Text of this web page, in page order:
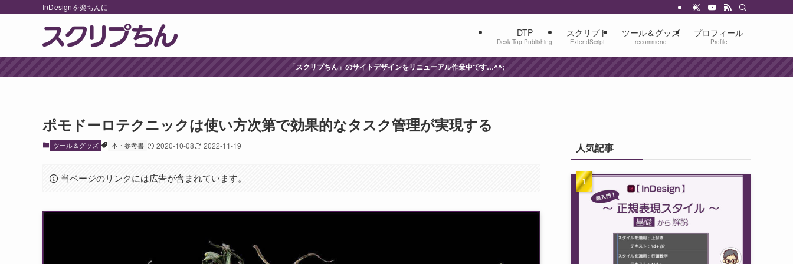
InDesignを楽ちんに
DTP
Desk Top Publishing
スクリプト
ExtendScript
ツール＆グッズ
recommend
プロフィール
Profile
「スクリプちん」のサイトデザインをリニューアル作業中です…^^;
ポモドーロテクニックは使い方次第で効果的なタスク管理が実現する
ツール＆グッズ 本・参考書 2020-10-08 2022-11-19
当ページのリンクには広告が含まれています。
人気記事